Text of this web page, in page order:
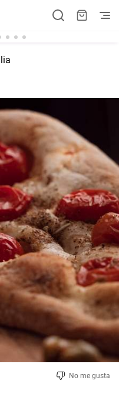
No me gusta